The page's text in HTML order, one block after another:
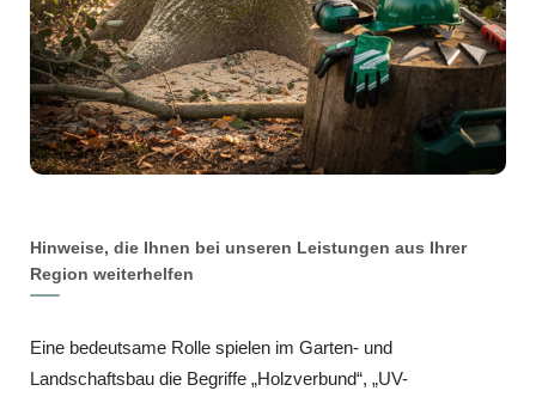
Hinweise, die Ihnen bei unseren Leistungen aus Ihrer
Region weiterhelfen
Eine bedeutsame Rolle spielen im Garten- und
Landschaftsbau die Begriffe „Holzverbund“, „UV-